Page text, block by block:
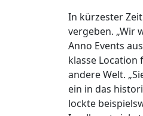
In kürzester
vergeben. „Wir
Anno Events
klasse Location
andere Welt.
ein in das
lockte